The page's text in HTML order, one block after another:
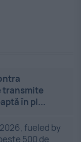
transmite
în pl...
fueled by
500 de